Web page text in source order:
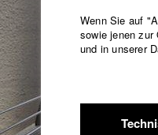
Wenn Sie auf
sowie jenen zur
und in unserer